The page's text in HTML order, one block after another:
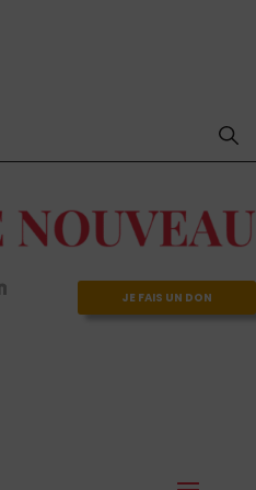
JE FAIS UN DON